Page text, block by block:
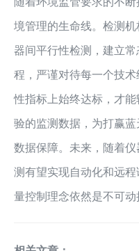
境管理的生命线。检测
器间平行性检测，建立
程，严谨对待每一个技
性指标上始终达标，才
验的监测数据，为打赢
数据保障。未来，随着
测有望实现自动化和远
量控制理念依然是不可动